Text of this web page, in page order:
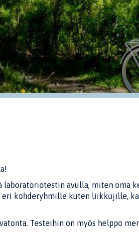
avulla, miten oma
eri kohderyhmille kuten liikkujille,
Testeihin on myös helppo